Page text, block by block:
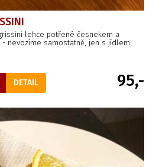
lehce potřené česnekem a
nevozíme samostatně, jen s jídlem
DETAIL 95,-